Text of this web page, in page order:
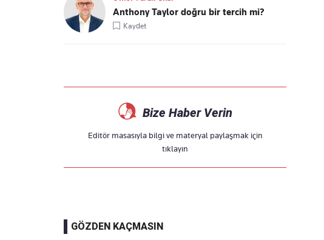
Anthony Taylor doğru bir tercih mi?
Kaydet
Bize Haber Verin
Editör masasıyla bilgi ve materyal paylaşmak için
tıklayın
GÖZDEN KAÇMASIN